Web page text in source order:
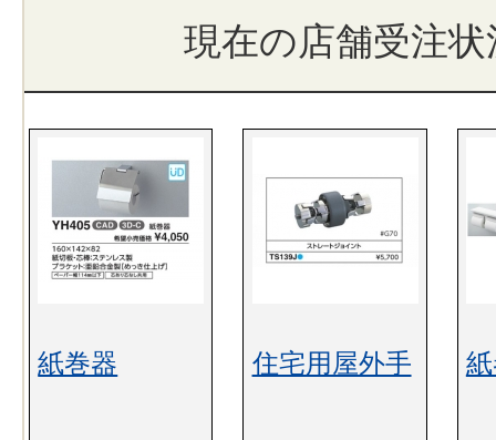
現在の店舗受注状
紙巻器 住宅用屋外手